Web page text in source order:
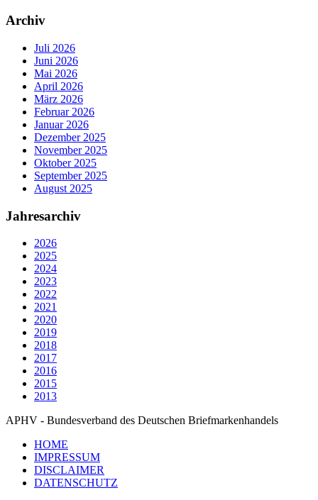
Archiv
Juli 2026
Juni 2026
Mai 2026
April 2026
März 2026
Februar 2026
Januar 2026
Dezember 2025
November 2025
Oktober 2025
September 2025
August 2025
Jahresarchiv
2026
2025
2024
2023
2022
2021
2020
2019
2018
2017
2016
2015
2013
APHV - Bundesverband des Deutschen Briefmarkenhandels
HOME
IMPRESSUM
DISCLAIMER
DATENSCHUTZ